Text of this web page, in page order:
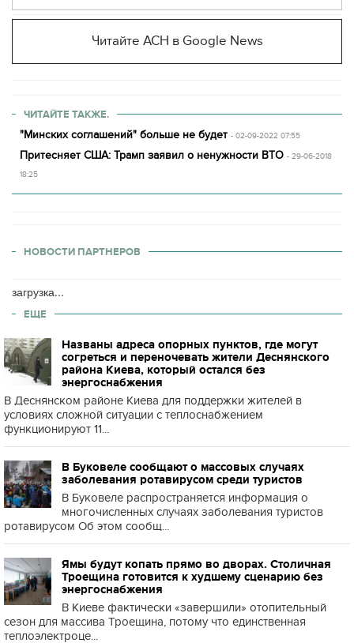
Читайте АСН в Google News
ЧИТАЙТЕ ТАКЖЕ.
"Минских соглашений" больше не будет - 02-09-2022 07:55
Притесняет США: Трамп заявил о ненужности ВТО - 29-06-2018
18:25
НОВОСТИ ПАРТНЕРОВ
загрузка...
ЕЩЕ
Названы адреса опорных пунктов, где могут
согреться и переночевать жители Деснянского
района Киева, который остался без
энергоснабжения
В Деснянском районе Киева для поддержки жителей в
условиях сложной ситуации с теплоснабжением
функционируют 11...
В Буковеле сообщают о массовых случаях
заболевания ротавирусом среди туристов
В Буковеле распространяется информация о
многочисленных случаях заболевания туристов
ротавирусом Об этом сообщ...
Ямы будут копать прямо во дворах. Столичная
Троещина готовится к худшему сценарию без
энергоснабжения
В Киеве фактически «завершили» отопительный
сезон для массива Троещина, потому что единственная
теплоэлектроце...